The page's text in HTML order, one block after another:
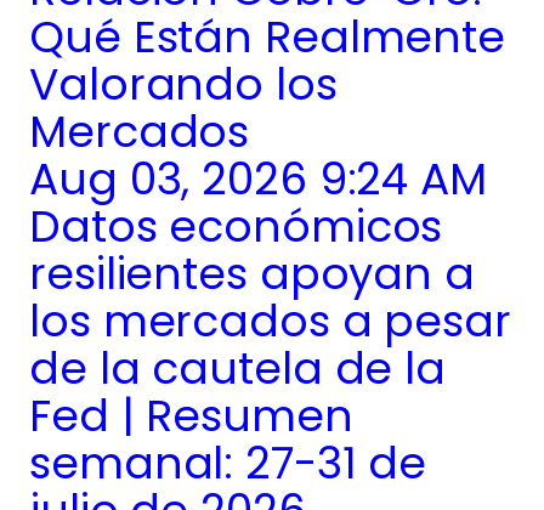
Qué Están Realmente
Valorando los
Mercados
Aug 03, 2026 9:24 AM
Datos económicos
resilientes apoyan a
los mercados a pesar
de la cautela de la
Fed | Resumen
semanal: 27-31 de